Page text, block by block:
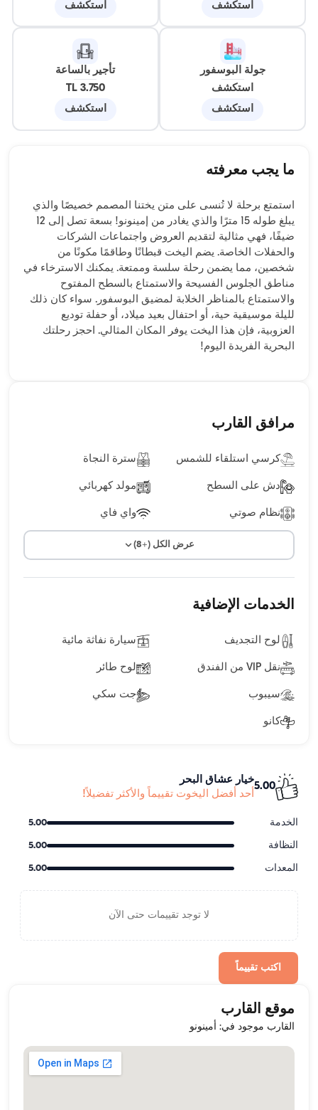
استكشف
استكشف
جولة البوسفور
استكشف
استكشف
تأجير بالساعة
3.750 TL
استكشف
ما يجب معرفته
استمتع برحلة لا تُنسى على متن يختنا المصمم خصيصًا والذي
يبلغ طوله 15 مترًا والذي يغادر من إمينونو! بسعة تصل إلى 12
ضيفًا، فهي مثالية لتقديم العروض واجتماعات الشركات
والحفلات الخاصة. يضم اليخت قبطانًا وطاقمًا مكونًا من
شخصين، مما يضمن رحلة سلسة وممتعة. يمكنك الاسترخاء في
مناطق الجلوس الفسيحة والاستمتاع بالسطح المفتوح
والاستمتاع بالمناظر الخلابة لمضيق البوسفور. سواء كان ذلك
لليلة موسيقية حية، أو احتفال بعيد ميلاد، أو حفلة توديع
العزوبية، فإن هذا اليخت يوفر المكان المثالي. احجز رحلتك
البحرية الفريدة اليوم!
مرافق القارب
كرسي استلقاء للشمس سترة النجاة
دش على السطح مولد كهربائي
نظام صوتي واي فاي
عرض الكل (+8)
الخدمات الإضافية
لوح التجديف سيارة نفاثة مائية
نقل VIP من الفندق لوح طائر
سيبوب جت سكي
كانو
5.00
خيار عشاق البحر
أحد أفضل اليخوت تقييماً والأكثر تفضيلاً!
الخدمة 5.00
النظافة 5.00
المعدات 5.00
لا توجد تقييمات حتى الآن
اكتب تقييماً
موقع القارب
القارب موجود في: أمينونو